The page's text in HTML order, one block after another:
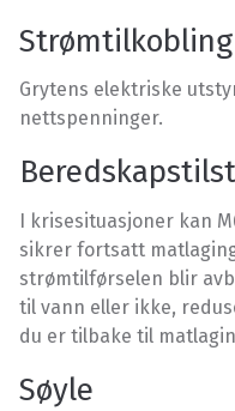
Strømtilkobling
Grytens elektriske
nettspenninger.
I krisesituasjoner kan
sikrer fortsatt
strømtilførselen blir
til vann eller ikke,
du er tilbake til
Søyle